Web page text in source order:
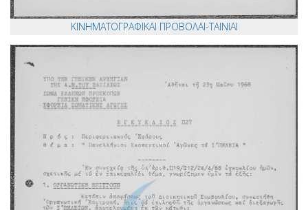
ΚΙΝΗΜΑΤΟΓΡΑΦΙΚΑΙ ΠΡΟΒΟΛΑΙ-ΤΑΙΝΙΑΙ